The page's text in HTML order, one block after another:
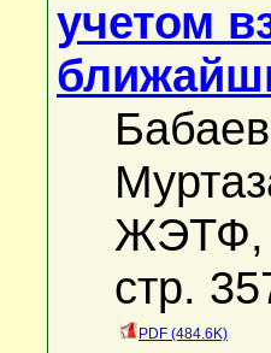
учетом
ЖЭТФ,
стр.
PDF (484.6K)